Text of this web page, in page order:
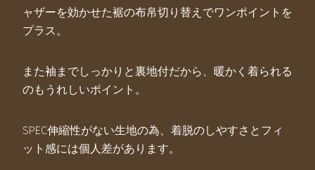
ャザーを効かせた裾の布帛切り替えでワンポイントを
プラス。
また袖までしっかりと裏地付だから、暖かく着られる
のもうれしいポイント。
SPEC伸縮性がない生地の為、着脱のしやすさとフィ
ット感には個人差があります。